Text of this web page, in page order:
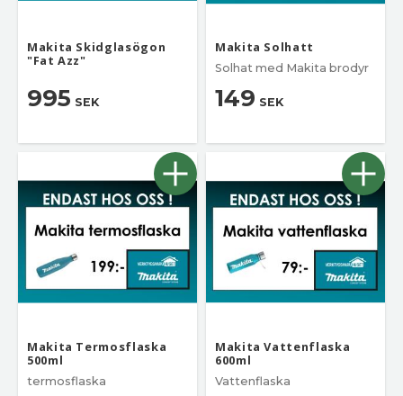
Makita Skidglasögon
"Fat Azz"
995 SEK
Makita Solhatt
Solhat med Makita brodyr
149 SEK
Makita Termosflaska
500ml
termosflaska
Makita Vattenflaska
600ml
Vattenflaska